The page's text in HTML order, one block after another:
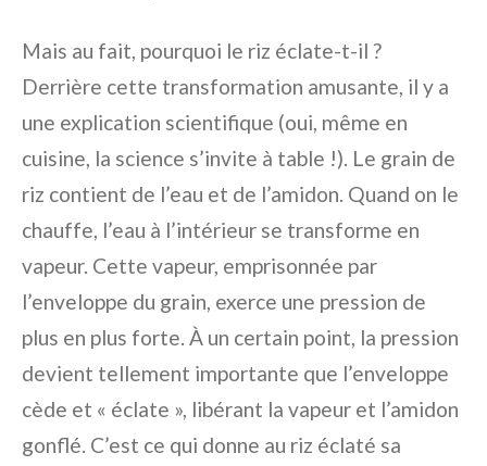
Mais au fait, pourquoi le riz éclate-t-il ?
Derrière cette transformation amusante, il y a
une explication scientifique (oui, même en
cuisine, la science s’invite à table !). Le grain de
riz contient de l’eau et de l’amidon. Quand on le
chauffe, l’eau à l’intérieur se transforme en
vapeur. Cette vapeur, emprisonnée par
l’enveloppe du grain, exerce une pression de
plus en plus forte. À un certain point, la pression
devient tellement importante que l’enveloppe
cède et « éclate », libérant la vapeur et l’amidon
gonflé. C’est ce qui donne au riz éclaté sa